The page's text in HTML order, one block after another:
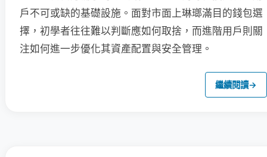
戶不可或缺的基礎設施。面對市面上琳瑯滿目的錢包選
擇，初學者往往難以判斷應如何取捨，而進階用戶則關
注如何進一步優化其資產配置與安全管理。
繼續閱讀→